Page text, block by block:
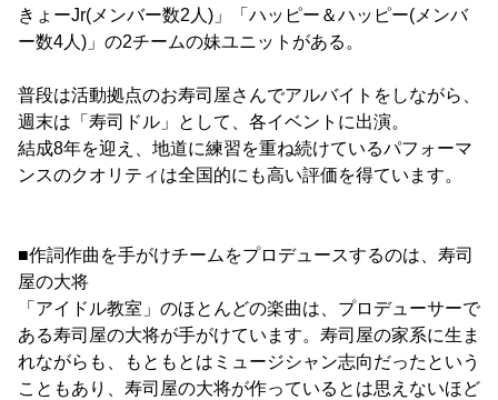
きょーJr(メンバー数2人)」「ハッピー＆ハッピー(メンバ
ー数4人)」の2チームの妹ユニットがある。
普段は活動拠点のお寿司屋さんでアルバイトをしながら、
週末は「寿司ドル」として、各イベントに出演。
結成8年を迎え、地道に練習を重ね続けているパフォーマ
ンスのクオリティは全国的にも高い評価を得ています。
■作詞作曲を手がけチームをプロデュースするのは、寿司
屋の大将
「アイドル教室」のほとんどの楽曲は、プロデューサーで
ある寿司屋の大将が手がけています。寿司屋の家系に生ま
れながらも、もともとはミュージシャン志向だったという
こともあり、寿司屋の大将が作っているとは思えないほど